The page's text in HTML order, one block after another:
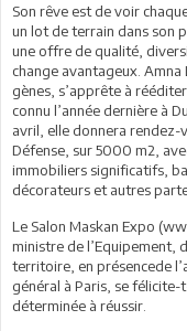
Son rêve est de voir
un lot de terrain dans son
une offre de qualité,
change avantageux.
gènes, s’apprête à
connu l’année dernière à
avril, elle donnera rendez-
Défense, sur 5000 m2,
immobiliers significatifs,
décorateurs et autres
Le Salon Maskan Expo
ministre de l’Equipement,
territoire, en présencede
général à Paris, se félicite-
déterminée à réussir.